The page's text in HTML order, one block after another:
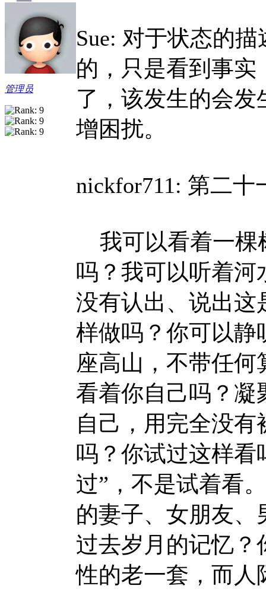
管理员
Sue: 对于状态的
的，只是看到事
了，该发生的会
增困扰。
nickfor711: 第二
我可以看着一棵
吗？我可以听着河
没有认出、说出这
样做吗？你可以静
座高山，不带任
看着你自己吗？凝
自己，用完全没
吗？你试过这样看
过”，不是试着看
的妻子、女朋友
过去岁月的记忆？
性的老一套，而人